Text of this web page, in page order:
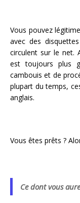
Vous pouvez
avec des
circulent sur le net.
est toujours plus
cambouis et de
plupart du temps,
anglais.
Vous êtes prêts ?
Ce dont vous